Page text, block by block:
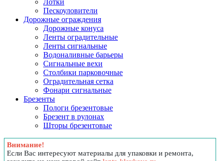
Пескоуловители
Дорожные ограждения
Дорожные конуса
Ленты оградительные
Ленты сигнальные
Водоналивные барьеры
Сигнальные вехи
Столбики парковочные
Оградительная сетка
Фонари сигнальные
Брезенты
Пологи брезентовые
Брезент в рулонах
Шторы брезентовые
Внимание!
Если Вас интересуют материалы для упаковки и ремонта,